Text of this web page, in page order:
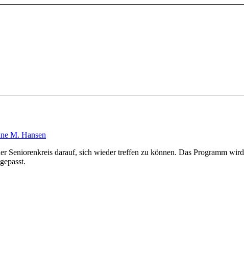
M. Hansen
Seniorenkreis darauf, sich wieder treffen zu können. Das Programm wird